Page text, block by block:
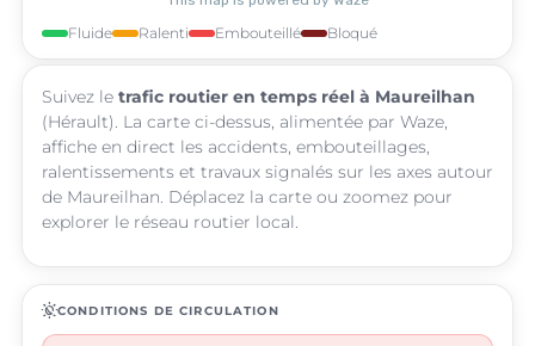
Fluide Ralenti Embouteillé Bloqué
Suivez le trafic routier en temps réel à Maureilhan
(Hérault). La carte ci-dessus, alimentée par Waze,
affiche en direct les accidents, embouteillages,
ralentissements et travaux signalés sur les axes autour
de Maureilhan. Déplacez la carte ou zoomez pour
explorer le réseau routier local.
routineCONDITIONS DE CIRCULATION